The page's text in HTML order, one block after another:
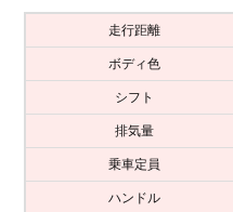
走行距離
ボディ色
シフト
排気量
乗車定員
ハンドル